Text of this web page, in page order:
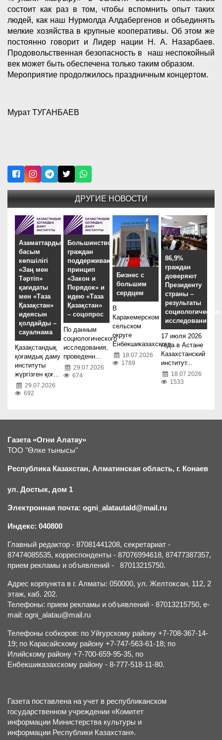
состоит как раз в том, чтобы вспомнить опыт таких
людей, как наш Нурмолда Алдабергенов и объединять
мелкие хозяйства в крупные кооперативы. Об этом же
постоянно говорит и Лидер нации Н. А. Назарбаев.
Продовольственная безопасность в наш неспокойный
век может быть обеспечена только таким образом.
Мероприятие продолжилось праздничным концертом.
Мурат ТУГАНБАЕВ
ДРУГИЕ НОВОСТИ
Азаматтардың
басым
көпшілігі
«Заң мен
Тәртіп»
қағидаты
мен «Таза
Қазақстан»
идеясын
қолдайды –
сауалнама
Қазақстандық
қоғамдық даму
институты
жүргізген қоғ...
29.07.2026
692
Большинство
граждан
поддерживают
принцип
«Закон и
Порядок» и
идею «Таза
Қазақстан»
– соцопрос
По данным
социологического
исследования,
проведенн...
29.07.2026
674
Бизнес с
большим
сердцем
В
Каракемерском
сельском
округе
Енбекшиказахского...
18.07.2026
1789
86,9%
граждан
доверяют
Президенту
страны –
результаты
социологических
исследований
17 июля 2026
года в Астане
Казахстанский
институт...
18.07.2026
1533
Газета «Огни Алатау»
ТОО "Өлке тынысы"
Республика Казахстан, Алматинская область, г. Конаев
ул. Достык, дом 1
Электронная почта: ogni_alatautald@mail.ru
Индекс: 040800
Главный редактор - 87081441208, секретариат -
87474085535, корреспонденты - 87076994618, 87477387357,
прием рекламы и объявлений - 87013215750.
Адрес корпункта в г. Алматы: 050000, ул. Желтоксан, 112, 2
этаж, каб. 202.
Телефоны: прием рекламы и объявлений - 87013215750, e-
mail: ogni_alatau@mail.ru
Телефоны собкоров: по Уйгурскому району +7-708-367-14-
19; по Карасайскому району +7-747-563-61-18; по
Илийскому району +7-700-659-95-35, по
Енбекшиказахскому району - 8-777-518-11-80.
Газета поставлена на учет в республиканском
государственном учреждении «Комитет
информации Министерства культуры и
информации Республики Казахстан».